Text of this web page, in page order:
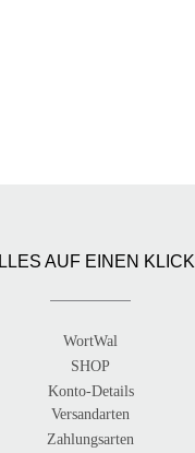
AUF EINEN KLICK
WortWal
SHOP
Konto-Details
Versandarten
Zahlungsarten